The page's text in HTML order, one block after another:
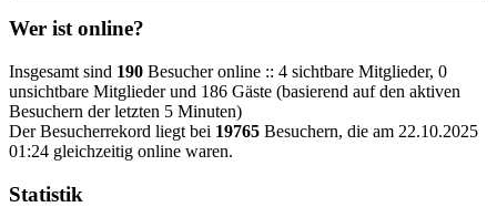
Wer ist online?
Insgesamt sind 190 Besucher online :: 4 sichtbare Mitglieder, 0
unsichtbare Mitglieder und 186 Gäste (basierend auf den aktiven
Besuchern der letzten 5 Minuten)
Der Besucherrekord liegt bei 19765 Besuchern, die am 22.10.2025
01:24 gleichzeitig online waren.
Statistik